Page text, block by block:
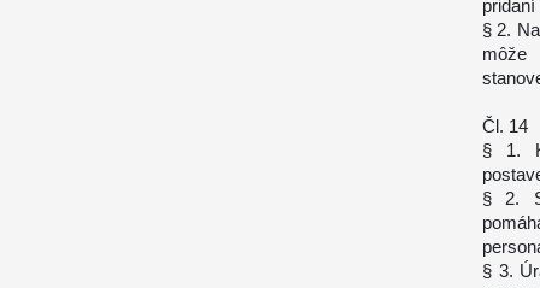
§ 2.
môže
Čl. 14
§ 1.
§ 2.
§ 3.